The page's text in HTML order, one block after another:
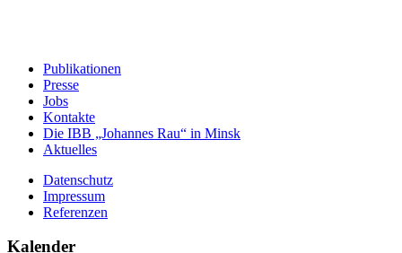
Publikationen
Presse
Jobs
Kontakte
Die IBB „Johannes Rau“ in Minsk
Aktuelles
Datenschutz
Impressum
Referenzen
Kalender